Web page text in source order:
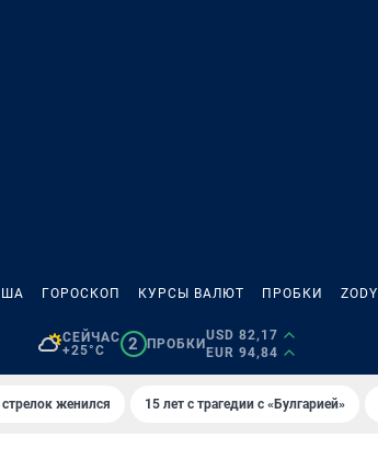
ГОРОСКОП КУРСЫ ВАЛЮТ ПРОБКИ ZODY
СЕЙЧАС
+25°C
2 ПРОБКИ
USD 82,17
EUR 94,84
стрелок женился 15 лет с трагедии с «Булгарией»